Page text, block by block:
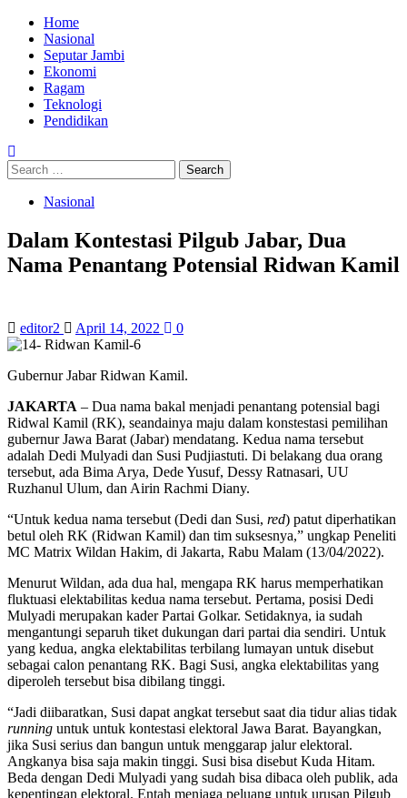
Home
Nasional
Seputar Jambi
Ekonomi
Ragam
Teknologi
Pendidikan
Nasional
Dalam Kontestasi Pilgub Jabar, Dua
Nama Penantang Potensial Ridwan Kamil
editor2 April 14, 2022 0
Gubernur Jabar Ridwan Kamil.
JAKARTA – Dua nama bakal menjadi penantang potensial bagi
Ridwal Kamil (RK), seandainya maju dalam konstestasi pemilihan
gubernur Jawa Barat (Jabar) mendatang. Kedua nama tersebut
adalah Dedi Mulyadi dan Susi Pudjiastuti. Di belakang dua orang
tersebut, ada Bima Arya, Dede Yusuf, Dessy Ratnasari, UU
Ruzhanul Ulum, dan Airin Rachmi Diany.
“Untuk kedua nama tersebut (Dedi dan Susi, red) patut diperhatikan
betul oleh RK (Ridwan Kamil) dan tim suksesnya,” ungkap Peneliti
MC Matrix Wildan Hakim, di Jakarta, Rabu Malam (13/04/2022).
Menurut Wildan, ada dua hal, mengapa RK harus memperhatikan
fluktuasi elektabilitas kedua nama tersebut. Pertama, posisi Dedi
Mulyadi merupakan kader Partai Golkar. Setidaknya, ia sudah
mengantungi separuh tiket dukungan dari partai dia sendiri. Untuk
yang kedua, angka elektabilitas terbilang lumayan untuk disebut
sebagai calon penantang RK. Bagi Susi, angka elektabilitas yang
diperoleh tersebut bisa dibilang tinggi.
“Jadi diibaratkan, Susi dapat angkat tersebut saat dia tidur alias tidak
running untuk untuk kontestasi elektoral Jawa Barat. Bayangkan,
jika Susi serius dan bangun untuk menggarap jalur elektoral.
Angkanya bisa saja makin tinggi. Susi bisa disebut Kuda Hitam.
Beda dengan Dedi Mulyadi yang sudah bisa dibaca oleh publik, ada
kepentingan elektoral. Entah menjaga peluang untuk urusan Pilgub